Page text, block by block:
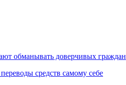
обманывать доверчивых граждан
средств самому себе